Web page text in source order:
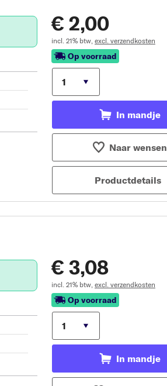
€ 2,00
incl. 21% btw, excl. verzendkosten
Op voorraad
In mandje
Naar wensen
Productdetails
€ 3,08
incl. 21% btw, excl. verzendkosten
Op voorraad
In mandje